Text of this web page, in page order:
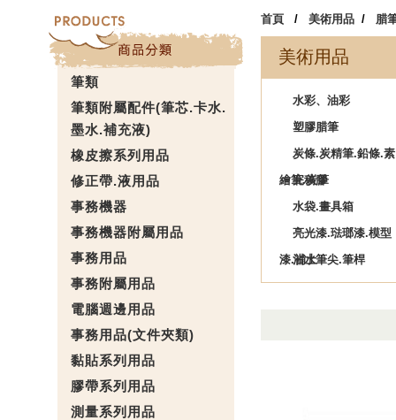
筆類
筆類附屬配件(筆芯.卡水.
墨水.補充液)
橡皮擦系列用品
修正帶.液用品
事務機器
事務機器附屬用品
事務用品
事務附屬用品
電腦週邊用品
事務用品(文件夾類)
黏貼系列用品
膠帶系列用品
測量系列用品
首頁 / 美術用品 / 腊
美術用品
水彩、油彩
塑膠腊筆
炭條.炭精筆.鉛條.素
繪筆.炭筆
完稿膠
水袋.畫具箱
亮光漆.琺瑯漆.模型
漆.補土
沾水筆尖.筆桿